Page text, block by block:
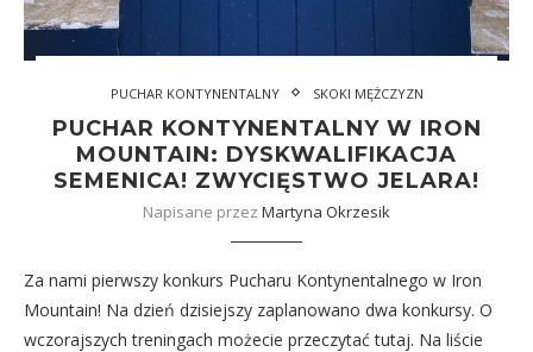
PUCHAR KONTYNENTALNY SKOKI MĘŻCZYZN
PUCHAR KONTYNENTALNY W IRON
MOUNTAIN: DYSKWALIFIKACJA
SEMENICA! ZWYCIĘSTWO JELARA!
Napisane przez Martyna Okrzesik
Za nami pierwszy konkurs Pucharu Kontynentalnego w Iron
Mountain! Na dzień dzisiejszy zaplanowano dwa konkursy. O
wczorajszych treningach możecie przeczytać tutaj. Na liście